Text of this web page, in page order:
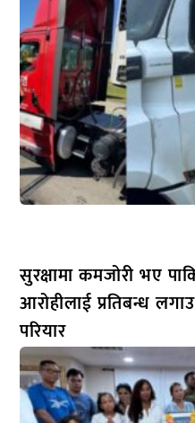
सुरक्षामा कमजोरी भए
आरोहीलाई प्रतिबन्ध
परियार